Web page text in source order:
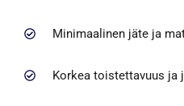
Minimaalinen jäte ja
Korkea toistettavuus ja